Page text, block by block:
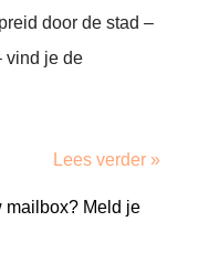
door de stad –
vind je de
Lees verder »
mailbox? Meld je